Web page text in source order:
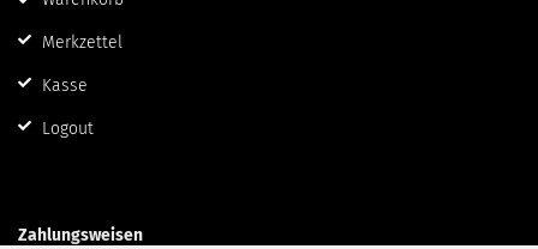
Merkzettel
Kasse
Logout
Zahlungsweisen